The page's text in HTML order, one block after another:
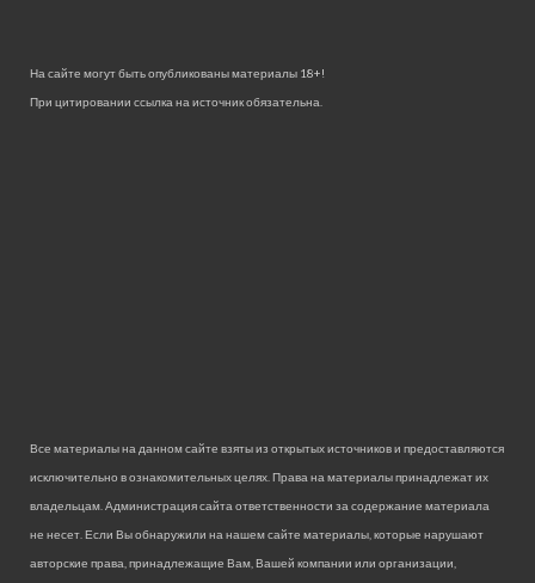
На сайте могут быть опубликованы материалы 18+!
При цитировании ссылка на источник обязательна.
Все материалы на данном сайте взяты из открытых источников и предоставляются
исключительно в ознакомительных целях. Права на материалы принадлежат их
владельцам. Администрация сайта ответственности за содержание материала
не несет. Если Вы обнаружили на нашем сайте материалы, которые нарушают
авторские права, принадлежащие Вам, Вашей компании или организации,